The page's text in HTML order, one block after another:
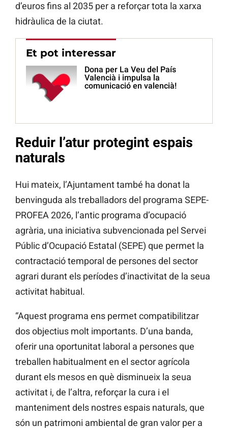
d’euros fins al 2035 per a reforçar tota la xarxa
hidràulica de la ciutat.
Et pot interessar
Dona per La Veu del País
Valencià i impulsa la
comunicació en valencià!
Reduir l’atur protegint espais
naturals
Hui mateix, l’Ajuntament també ha donat la
benvinguda als treballadors del programa SEPE-
PROFEA 2026, l’antic programa d’ocupació
agrària, una iniciativa subvencionada pel Servei
Públic d’Ocupació Estatal (SEPE) que permet la
contractació temporal de persones del sector
agrari durant els períodes d’inactivitat de la seua
activitat habitual.
“Aquest programa ens permet compatibilitzar
dos objectius molt importants. D’una banda,
oferir una oportunitat laboral a persones que
treballen habitualment en el sector agrícola
durant els mesos en què disminueix la seua
activitat i, de l’altra, reforçar la cura i el
manteniment dels nostres espais naturals, que
són un patrimoni ambiental de gran valor per a